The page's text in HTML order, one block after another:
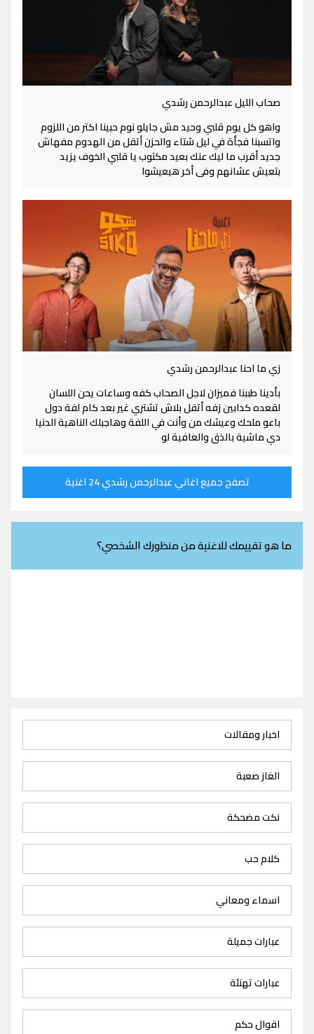
صحاب الليل عبدالرحمن رشدي
واهو كل يوم قلبي وحيد مش جايلو نوم حبينا اكتر من اللزوم
واتسبنا فجأة في ليل شتاء والحزن أتقل من الهدوم مفهاش
جديد أقرب ما ليك عنك بعيد مكتوب يا قلبي الخوف يزيد
بتعيش عشانهم وفى أخر هيعيشوا
زي ما احنا عبدالرحمن رشدي
بأدينا طببنا فميزان لاجل الصحاب كفه وساعات يحن اللسان
لقعده كدابين زفه أتقل بلاش تشتري غير بعد كام لفة دول
باعو ملحك وعيشك من وأنت في اللفة وهاجبلك الناهية الدنيا
دي ماشية بالذق والعافية لو
تصفح جميع اغاني عبدالرحمن رشدي 24 اغنية
ما هو تقييمك للاغنية من منظورك الشخصي؟
اخبار ومقالات
الغاز صعبة
نكت مضحكة
كلام حب
اسماء ومعاني
عبارات جميلة
عبارات تهنئة
اقوال حكم